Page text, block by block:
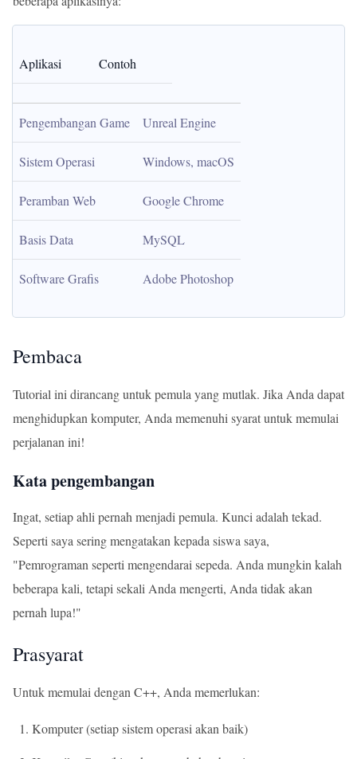
Aplikasi Contoh
Pengembangan Game Unreal Engine
Sistem Operasi Windows, macOS
Peramban Web Google Chrome
Basis Data MySQL
Software Grafis Adobe Photoshop
Pembaca
Tutorial ini dirancang untuk pemula yang mutlak. Jika Anda dapat
menghidupkan komputer, Anda memenuhi syarat untuk memulai
perjalanan ini!
Kata pengembangan
Ingat, setiap ahli pernah menjadi pemula. Kunci adalah tekad.
Seperti saya sering mengatakan kepada siswa saya,
"Pemrograman seperti mengendarai sepeda. Anda mungkin kalah
beberapa kali, tetapi sekali Anda mengerti, Anda tidak akan
pernah lupa!"
Prasyarat
Untuk memulai dengan C++, Anda memerlukan:
Komputer (setiap sistem operasi akan baik)